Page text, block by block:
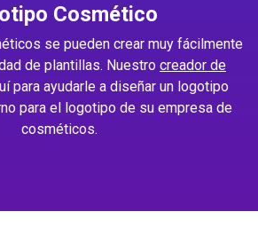
Cosmético
se pueden crear muy fácilmente
de plantillas. Nuestro creador de
para ayudarle a diseñar un logotipo
para el logotipo de su empresa de
cosméticos.